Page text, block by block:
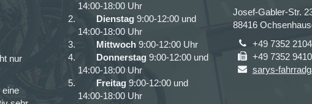
nur
eine
14:00-18:00 Uhr
Dienstag 9:00-12:00 und
14:00-18:00 Uhr
Mittwoch 9:00-12:00 Uhr
Donnerstag 9:00-12:00 und
14:00-18:00 Uhr
Freitag 9:00-12:00 und
14:00-18:00 Uhr
Josef-Gabler-Str.
88416
+49 7352 2104
+49 7352
sarys-